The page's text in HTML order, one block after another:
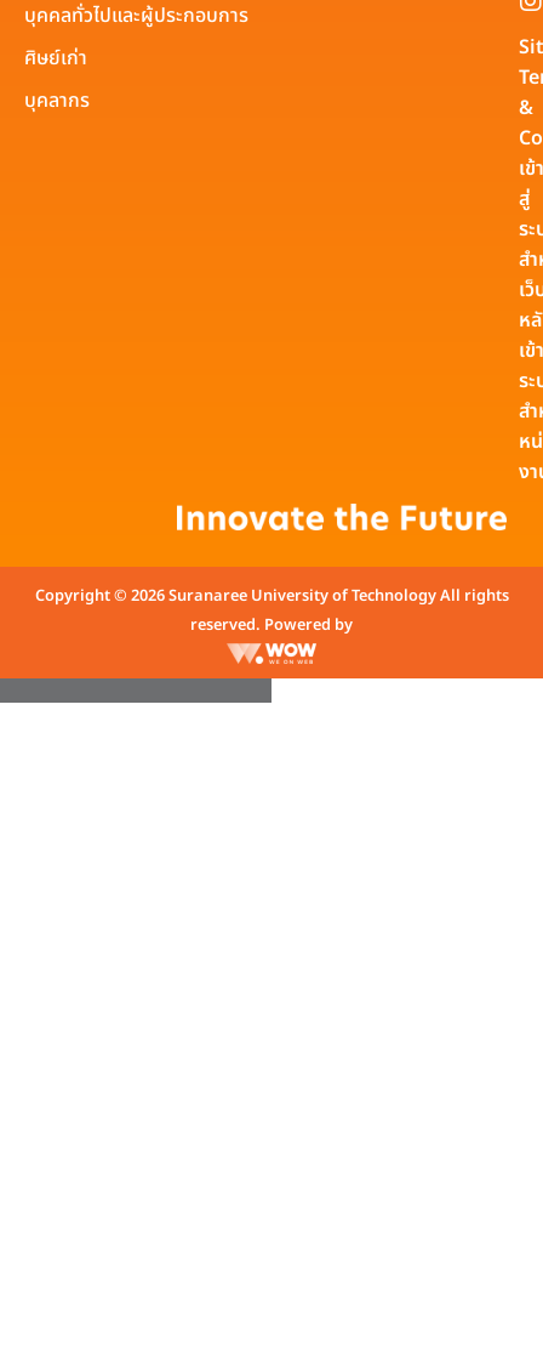
บุคคลทั่วไปและผู้ประกอบการ
ศิษย์เก่า
บุคลากร
&
เข้า
สู่
ร
ส
เ
ห
เข้
ร
ส
ห
ง
Copyright © 2026 Suranaree University of Technology All rights
reserved. Powered by